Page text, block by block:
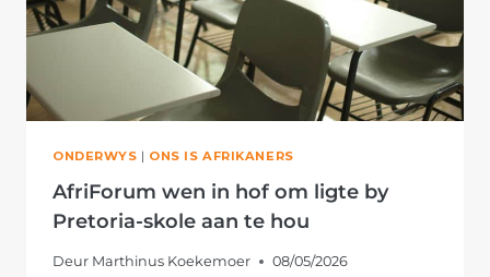
ONDERWYS | ONS IS AFRIKANERS
AfriForum wen in hof om ligte by
Pretoria-skole aan te hou
Deur Marthinus Koekemoer 08/05/2026